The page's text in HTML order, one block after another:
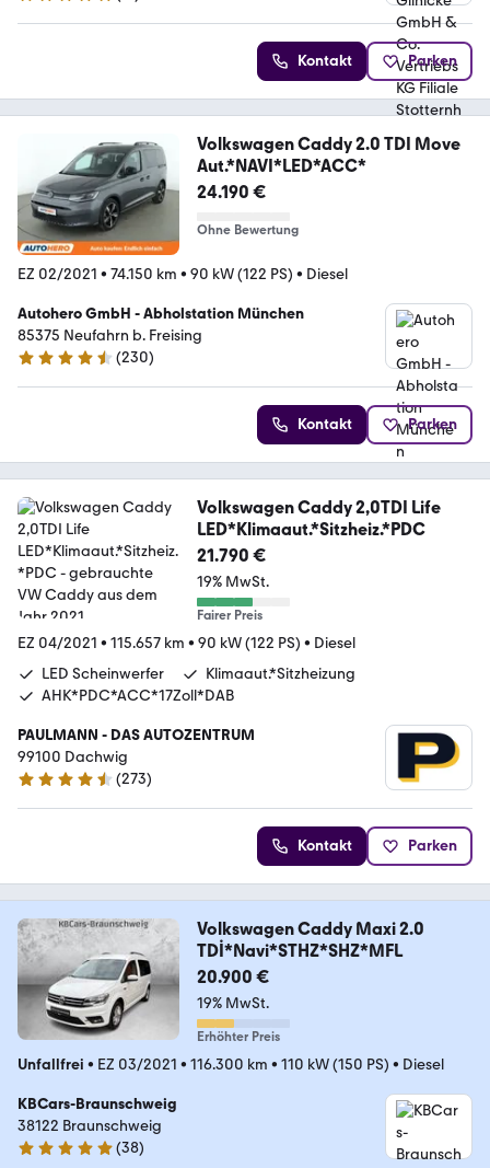
Kontakt Parken
Volkswagen Caddy 2.0 TDI Move
Aut.*NAVI*LED*ACC*
24.190 €
Ohne Bewertung
EZ 02/2021 • 74.150 km • 90 kW (122 PS) • Diesel
Autohero GmbH - Abholstation München
85375 Neufahrn b. Freising
4.4 Sterne
(230)
Kontakt Parken
Volkswagen Caddy 2,0TDI Life
LED*Klimaaut.*Sitzheiz.*PDC
21.790 €
19% MwSt.
Fairer Preis
EZ 04/2021 • 115.657 km • 90 kW (122 PS) • Diesel
LED Scheinwerfer
Klimaaut.*Sitzheizung
AHK*PDC*ACC*17Zoll*DAB
PAULMANN - DAS AUTOZENTRUM
99100 Dachwig
4.5 Sterne
(273)
Kontakt Parken
Volkswagen Caddy Maxi 2.0
TDİ*Navi*STHZ*SHZ*MFL
20.900 €
19% MwSt.
Erhöhter Preis
Unfallfrei • EZ 03/2021 • 116.300 km • 110 kW (150 PS) • Diesel
KBCars-Braunschweig
38122 Braunschweig
5 Sterne
(38)